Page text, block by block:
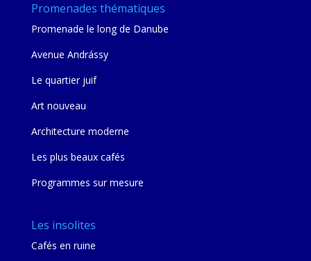
Promenades thématiques
Promenade le long de Danube
Avenue Andrássy
Le quartier juif
Art nouveau
Architecture moderne
Les plus beaux cafés
Programmes sur mesure
Les insolites
Cafés en ruine